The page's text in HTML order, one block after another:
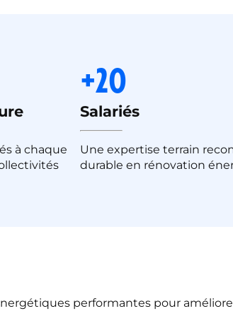
à chaque
+20
Salariés
Une expertise terrain
durable en rénovation
performantes pour